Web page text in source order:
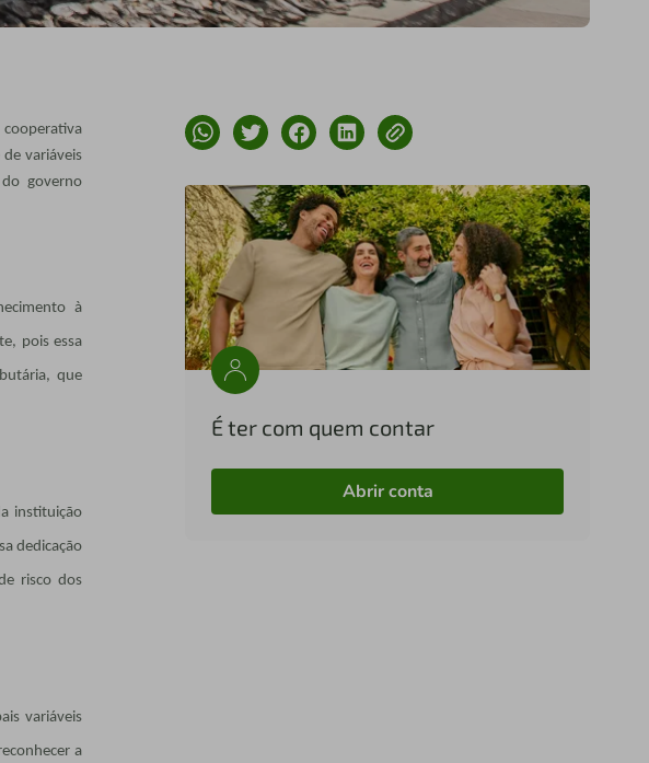
variáveis
governo
à
pois essa
que
instituição
dedicação
risco dos
variáveis
a
É ter com quem contar
Abrir conta